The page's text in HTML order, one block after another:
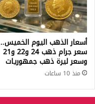
أسعار الذهب اليوم الخميس..
سعر جرام ذهب 24 و22 و21
وسعر ليرة ذهب جمهوريات
منذ 10 ساعات